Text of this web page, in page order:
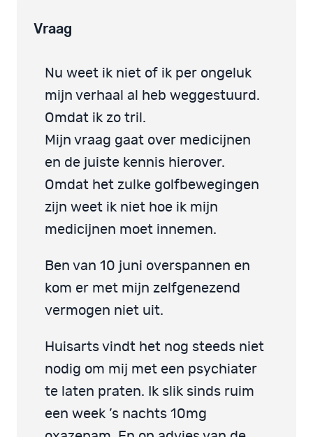
Vraag
Nu weet ik niet of ik per ongeluk
mijn verhaal al heb weggestuurd.
Omdat ik zo tril.
Mijn vraag gaat over medicijnen
en de juiste kennis hierover.
Omdat het zulke golfbewegingen
zijn weet ik niet hoe ik mijn
medicijnen moet innemen.
Ben van 10 juni overspannen en
kom er met mijn zelfgenezend
vermogen niet uit.
Huisarts vindt het nog steeds niet
nodig om mij met een psychiater
te laten praten. Ik slik sinds ruim
een week ’s nachts 10mg